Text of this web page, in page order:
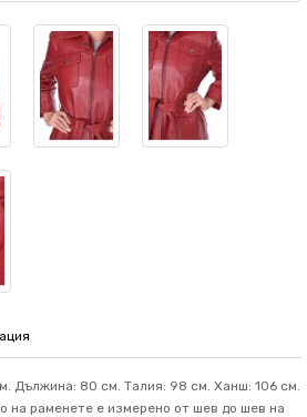
Дължина: 80 см. Талия: 98 см. Ханш: 106 см.
на раменете е измерено от шев до шев на